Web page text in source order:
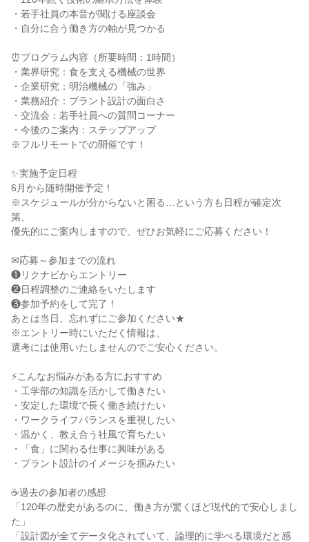
・若手社員の本音が聞ける座談会
・自分に合う働き方の軸が見つかる
⏰プログラム内容（所要時間：1時間）
・業界研究：食を支える機械の世界
・企業研究：明治機械の「強み」
・業務紹介：プラント設計の面白さ
・交流会：若手社員への質問コーナー
・今後のご案内：ステップアップ
※フルリモートでの開催です！
✨実施予定日程
6月から随時開催予定！
※スケジュールが分からないと困る…という方も日程が確定次
第、
優先的にご案内しますので、ぜひお気軽にご応募ください！
✉応募～参加までの流れ
❶リクナビからエントリー
❷日程調整のご連絡をいたします
❸参加予約をして完了！
あとは当日、忘れずにご参加ください★
※エントリー時にいただく情報は、
選考には使用いたしませんのでご安心ください。
⚡こんなお悩みがある方におすすめ
・工学部の知識を活かして働きたい
・安定した環境で長く働き続けたい
・ワークライフバランスを重視したい
・温かく、教え合う社風で育ちたい
・「食」に関わる仕事に興味がある
・プラント設計のイメージを掴みたい
☕過去の参加者の感想
「120年の歴史があるのに、働き方が驚くほど現代的で安心しまし
た」
「設計図が全てデータ化されていて、論理的に学べる環境だと感